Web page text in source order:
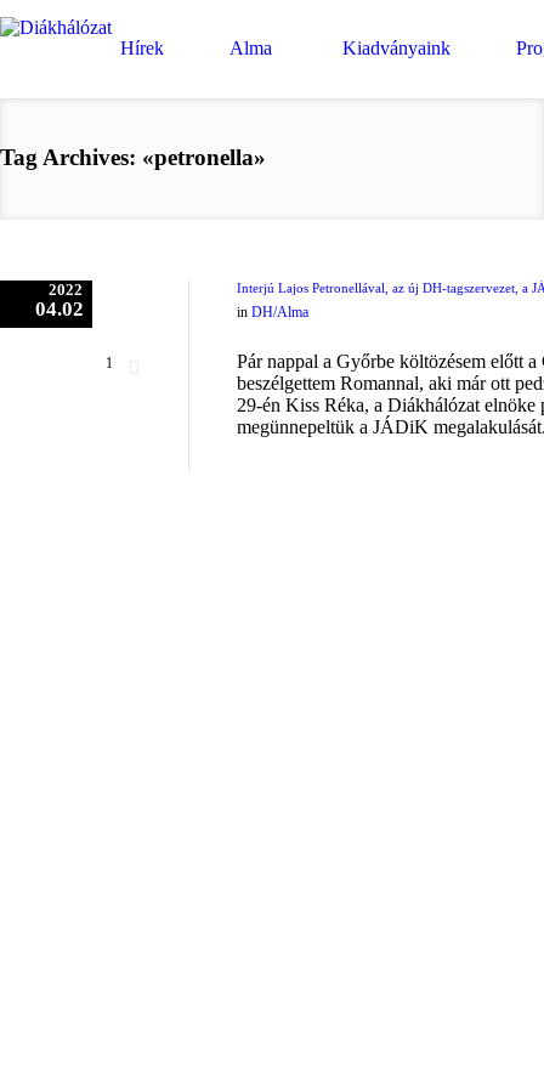
Hírek Alma Kiadványaink
Tag Archives: «petronella»
2022
04.02
1
Interjú Lajos Petronellával, az új DH-tagszervezet, a
in DH/Alma
Pár nappal a Győrbe költözésem előtt
beszélgettem Romannal, aki már ott
29-én Kiss Réka, a Diákhálózat elnöke
megünnepeltük a JÁDiK